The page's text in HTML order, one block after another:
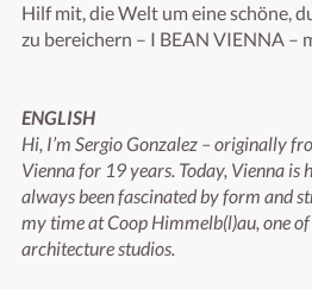
Hilf mit, die Welt um eine schöne,
zu bereichern – I BEAN VIENNA –
ENGLISH
Hi, I’m Sergio Gonzalez – originally
Vienna for 19 years. Today, Vienna is
always been fascinated by form and
my time at Coop Himmelb(l)au, one
architecture studios.